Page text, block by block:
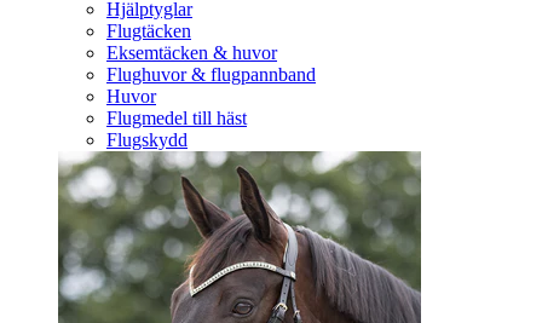
Hjälptyglar
Flugtäcken
Eksemtäcken & huvor
Flughuvor & flugpannband
Huvor
Flugmedel till häst
Flugskydd